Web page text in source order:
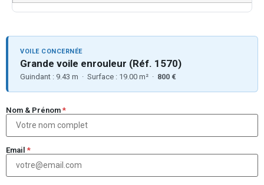
VOILE CONCERNÉE
Grande voile enrouleur (Réf. 1570)
Guindant : 9.43 m · Surface : 19.00 m² · 800 €
Nom & Prénom *
Email *